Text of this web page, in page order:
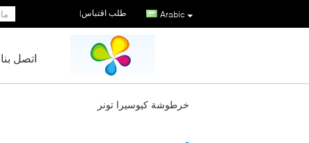
Arabic طلب اقتباس|
اتصل بنا
خرطوشة كيوسيرا تونر